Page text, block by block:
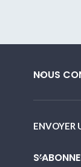
NOUS
ENVOYER